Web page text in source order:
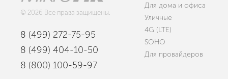
© 2026 Все права защищены.
8 (499) 272-75-95
8 (499) 404-10-50
8 (800) 100-59-97
Для дома и офиса
Уличные
4G (LTE)
SOHO
Для провайдеров